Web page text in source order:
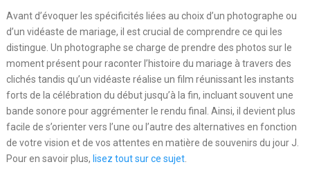
Avant d’évoquer les spécificités liées au choix d’un photographe ou
d’un vidéaste de mariage, il est crucial de comprendre ce qui les
distingue. Un photographe se charge de prendre des photos sur le
moment présent pour raconter l’histoire du mariage à travers des
clichés tandis qu’un vidéaste réalise un film réunissant les instants
forts de la célébration du début jusqu’à la fin, incluant souvent une
bande sonore pour aggrémenter le rendu final. Ainsi, il devient plus
facile de s’orienter vers l’une ou l’autre des alternatives en fonction
de votre vision et de vos attentes en matière de souvenirs du jour J.
Pour en savoir plus, lisez tout sur ce sujet.